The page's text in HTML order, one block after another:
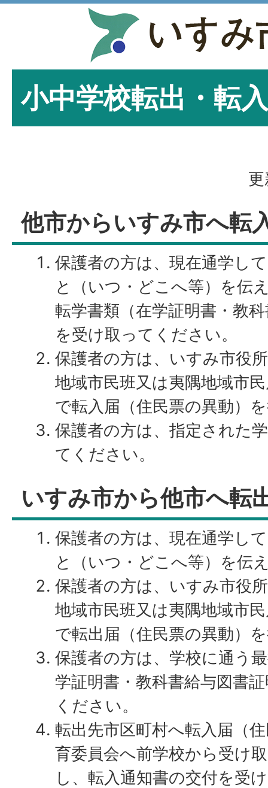
小中学校転出・転
他市からいすみ市へ転
保護者の方は、現在通学し
と（いつ・どこへ等）を伝
転学書類（在学証明書・教
を受け取ってください。
保護者の方は、いすみ市役
地域市民班又は夷隅地域市
で転入届（住民票の異動）
保護者の方は、指定された
てください。
いすみ市から他市へ転
保護者の方は、現在通学し
と（いつ・どこへ等）を伝
保護者の方は、いすみ市役
地域市民班又は夷隅地域市
で転出届（住民票の異動）
保護者の方は、学校に通う
学証明書・教科書給与図書
ください。
転出先市区町村へ転入届（
育委員会へ前学校から受け
し、転入通知書の交付を受